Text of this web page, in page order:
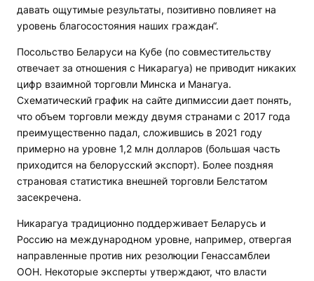
давать ощутимые результаты, позитивно повлияет на
уровень благосостояния наших граждан“.
Посольство Беларуси на Кубе (по совместительству
отвечает за отношения с Никарагуа) не приводит никаких
цифр взаимной торговли Минска и Манагуа.
Схематический график на сайте дипмиссии дает понять,
что объем торговли между двумя странами с 2017 года
преимущественно падал, сложившись в 2021 году
примерно на уровне 1,2 млн долларов (большая часть
приходится на белорусский экспорт). Более поздняя
страновая статистика внешней торговли Белстатом
засекречена.
Никарагуа традиционно поддерживает Беларусь и
Россию на международном уровне, например, отвергая
направленные против них резолюции Генассамблеи
ООН. Некоторые эксперты утверждают, что власти